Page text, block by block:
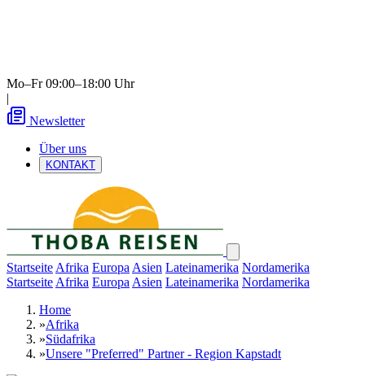
Mo–Fr 09:00–18:00 Uhr
|
Newsletter
Über uns
KONTAKT
Startseite Afrika Europa Asien Lateinamerika Nordamerika
Startseite Afrika Europa Asien Lateinamerika Nordamerika
Home
»Afrika
»Südafrika
»Unsere "Preferred" Partner - Region Kapstadt